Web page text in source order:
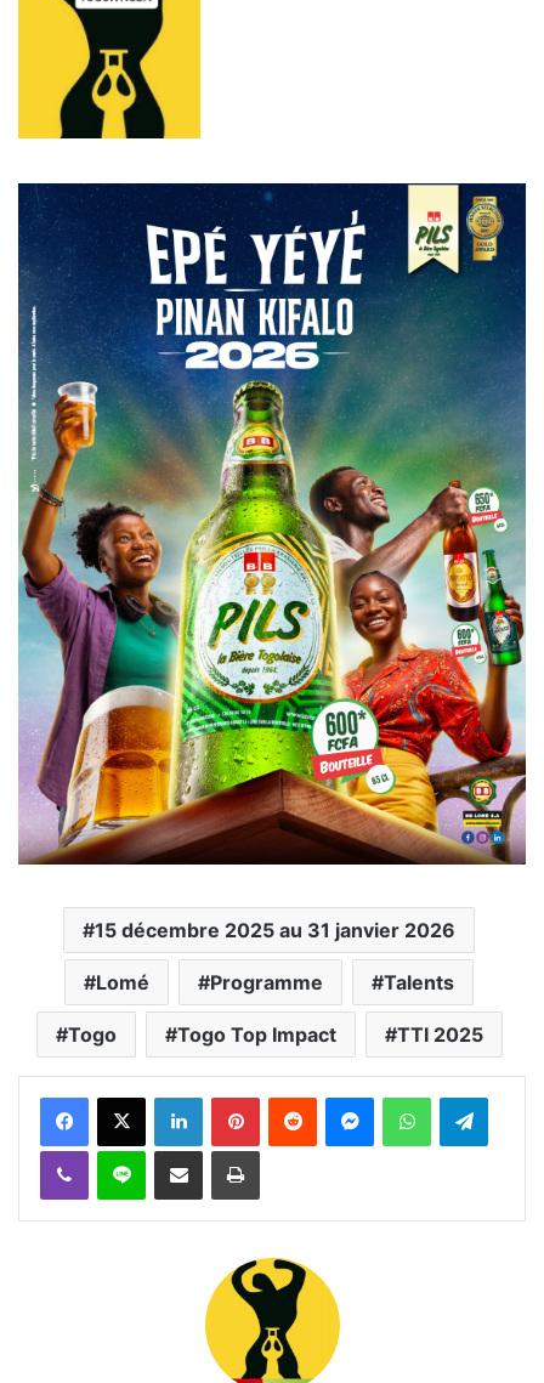
15 décembre 2025 au 31 janvier 2026
Lomé Programme Talents
Togo Togo Top Impact TTI 2025
FacebookX Linkedin PinterestReddit MessengerWhatsAppTelegram
Viber Ligne Partager par email Imprimer